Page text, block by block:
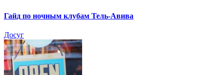
Гайд по ночным клубам Тель-Авива
Досуг